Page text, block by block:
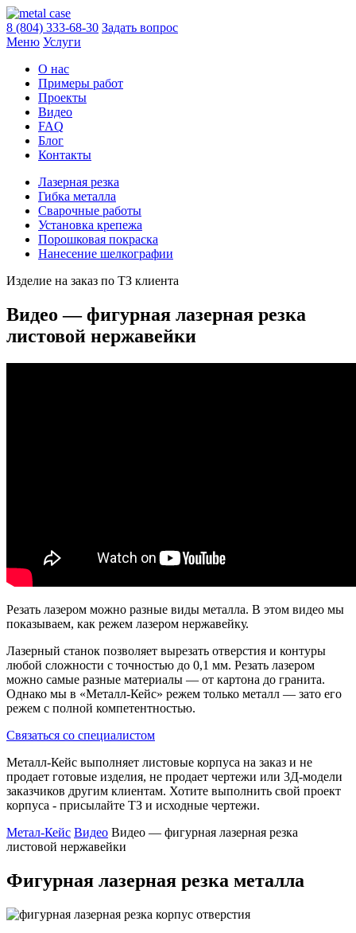
8 (804) 333-68-30 Задать вопрос
Меню Услуги
О нас
Примеры работ
Проекты
Видео
FAQ
Блог
Контакты
Лазерная резка
Гибка металла
Сварочные работы
Установка крепежа
Порошковая покраска
Нанесение шелкографии
Изделие на заказ по ТЗ клиента
Видео — фигурная лазерная резка
листовой нержавейки
Резать лазером можно разные виды металла. В этом видео мы
показываем, как режем лазером нержавейку.
Лазерный станок позволяет вырезать отверстия и контуры
любой сложности с точностью до 0,1 мм. Резать лазером
можно самые разные материалы — от картона до гранита.
Однако мы в «Металл‑Кейс» режем только металл — зато его
режем с полной компетентностью.
Связаться со специалистом
Металл-Кейс выполняет листовые корпуса на заказ и не
продает готовые изделия, не продает чертежи или 3Д-модели
заказчиков другим клиентам. Хотите выполнить свой проект
корпуса - присылайте ТЗ и исходные чертежи.
Метал-Кейс Видео Видео — фигурная лазерная резка
листовой нержавейки
Фигурная лазерная резка металла